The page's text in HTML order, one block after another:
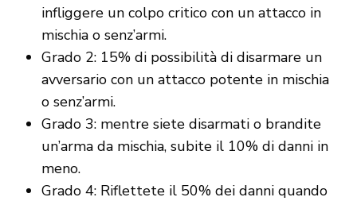
infliggere un colpo critico con un attacco in
mischia o senz’armi.
Grado 2: 15% di possibilità di disarmare un
avversario con un attacco potente in mischia
o senz’armi.
Grado 3: mentre siete disarmati o brandite
un’arma da mischia, subite il 10% di danni in
meno.
Grado 4: Riflettete il 50% dei danni quando